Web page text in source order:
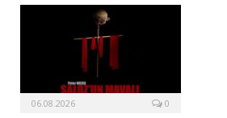
06.08.2026 0